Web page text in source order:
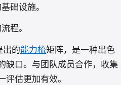
础设施。
程。
出的能力梳矩阵，是一种出色
缺口。与团队成员合作，收集
估更加有效。